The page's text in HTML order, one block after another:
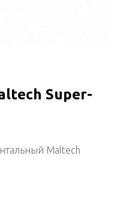
Super-
Maltech